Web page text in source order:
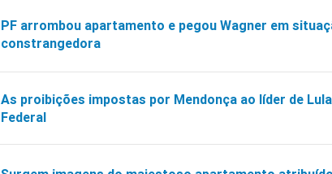
PF arrombou apartamento e pegou Wagner em
constrangedora
As proibições impostas por Mendonça ao líder de
Federal